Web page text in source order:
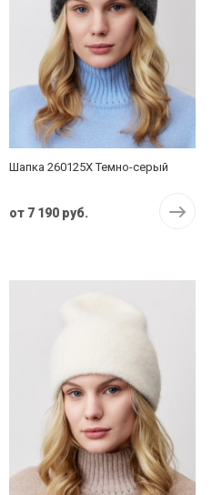
Шапка 260125X Темно-серый
от 7 190 руб.